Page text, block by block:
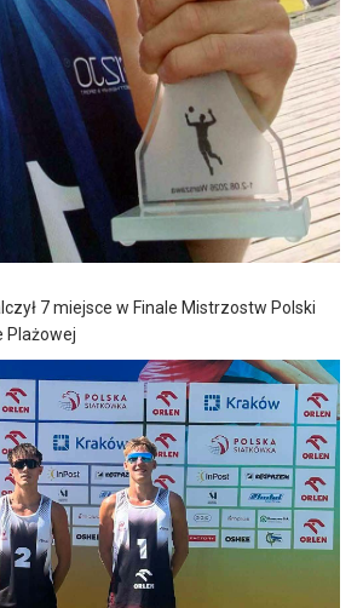
7 miejsce w Finale Mistrzostw Polski
Plażowej